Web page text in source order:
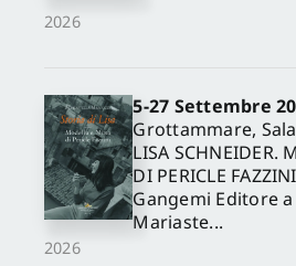
2026
2026
5-27 Settembre
Grottammare,
LISA SCHNEIDER.
DI PERICLE
Gangemi Editore
Mariaste...